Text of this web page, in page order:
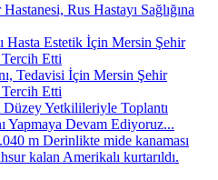
Rus Hastayı Sağlığına
Hasta Estetik İçin Mersin Şehir
Tercih Etti
Tedavisi İçin Mersin Şehir
Tercih Etti
Yetkilileriyle Toplantı
Yapmaya Devam Ediyoruz...
m Derinlikte mide kanaması
kalan Amerikalı kurtarıldı.